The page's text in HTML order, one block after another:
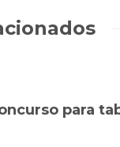
para